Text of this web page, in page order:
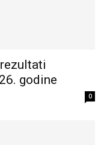
godine
0